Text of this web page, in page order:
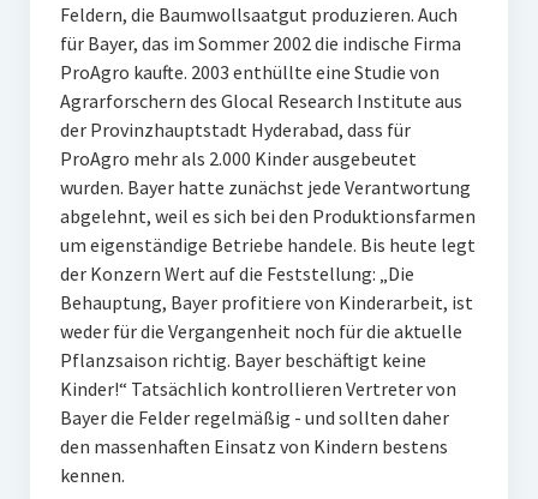
Feldern, die Baumwollsaatgut produzieren. Auch
für Bayer, das im Sommer 2002 die indische Firma
ProAgro kaufte. 2003 enthüllte eine Studie von
Agrarforschern des Glocal Research Institute aus
der Provinzhauptstadt Hyderabad, dass für
ProAgro mehr als 2.000 Kinder ausgebeutet
wurden. Bayer hatte zunächst jede Verantwortung
abgelehnt, weil es sich bei den Produktionsfarmen
um eigenständige Betriebe handele. Bis heute legt
der Konzern Wert auf die Feststellung: „Die
Behauptung, Bayer profitiere von Kinderarbeit, ist
weder für die Vergangenheit noch für die aktuelle
Pflanzsaison richtig. Bayer beschäftigt keine
Kinder!“ Tatsächlich kontrollieren Vertreter von
Bayer die Felder regelmäßig - und sollten daher
den massenhaften Einsatz von Kindern bestens
kennen.